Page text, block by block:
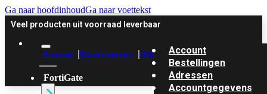
Ga naar hoofdinhoudGa naar voettekst
Veel producten uit voorraad leverbaar
Account Klantenservice Offerte
FortiGate
Account
Bestellingen
Adressen
Accountgegevens